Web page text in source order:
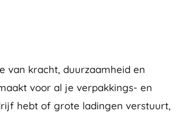
van kracht, duurzaamheid en
voor al je verpakkings- en
hebt of grote ladingen verstuurt,